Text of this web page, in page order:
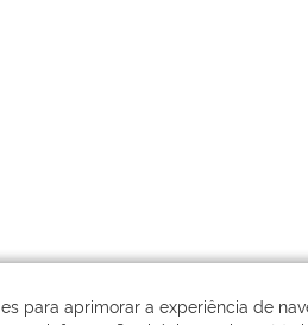
para aprimorar a experiência de